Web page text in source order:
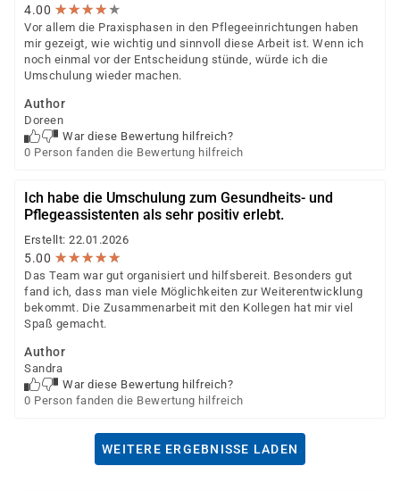
4.00 ★★★★★
★★★★★
Vor allem die Praxisphasen in den Pflegeeinrichtungen haben
mir gezeigt, wie wichtig und sinnvoll diese Arbeit ist. Wenn ich
noch einmal vor der Entscheidung stünde, würde ich die
Umschulung wieder machen.
Author
Doreen
War diese Bewertung hilfreich?
0 Person fanden die Bewertung hilfreich
Ich habe die Umschulung zum Gesundheits- und
Pflegeassistenten als sehr positiv erlebt.
Erstellt: 22.01.2026
5.00 ★★★★★
★★★★★
Das Team war gut organisiert und hilfsbereit. Besonders gut
fand ich, dass man viele Möglichkeiten zur Weiterentwicklung
bekommt. Die Zusammenarbeit mit den Kollegen hat mir viel
Spaß gemacht.
Author
Sandra
War diese Bewertung hilfreich?
0 Person fanden die Bewertung hilfreich
WEITERE ERGEBNISSE LADEN